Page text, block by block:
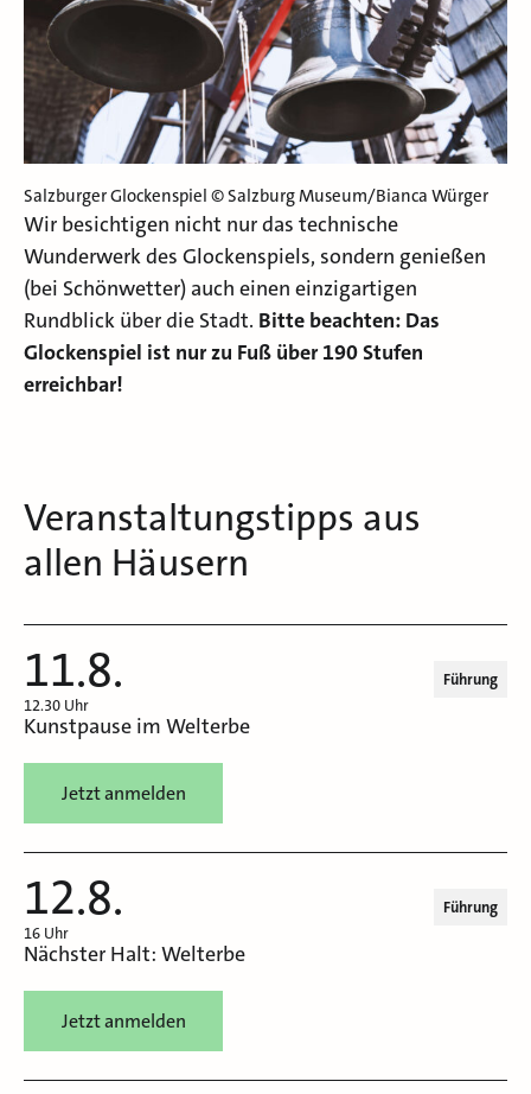
Salzburger Glockenspiel © Salzburg Museum/Bianca Würger
Wir besichtigen nicht nur das technische
Wunderwerk des Glockenspiels, sondern genießen
(bei Schönwetter) auch einen einzigartigen
Rundblick über die Stadt. Bitte beachten: Das
Glockenspiel ist nur zu Fuß über 190 Stufen
erreichbar!
Veranstaltungstipps aus
allen Häusern
11.8.
12.30 Uhr
Führung
Kunstpause im Welterbe
Jetzt anmelden
12.8.
16 Uhr
Führung
Nächster Halt: Welterbe
Jetzt anmelden